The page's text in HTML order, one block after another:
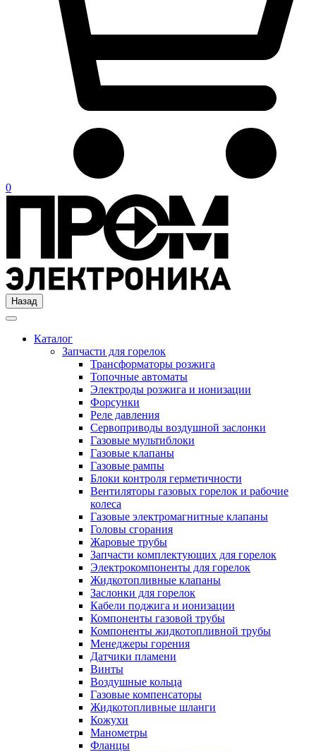
0
Назад
Каталог
Запчасти для горелок
Трансформаторы розжига
Топочные автоматы
Электроды розжига и ионизации
Форсунки
Реле давления
Сервоприводы воздушной заслонки
Газовые мультиблоки
Газовые клапаны
Газовые рампы
Блоки контроля герметичности
Вентиляторы газовых горелок и рабочие
колеса
Газовые электромагнитные клапаны
Головы сгорания
Жаровые трубы
Запчасти комплектующих для горелок
Электрокомпоненты для горелок
Жидкотопливные клапаны
Заслонки для горелок
Кабели поджига и ионизации
Компоненты газовой трубы
Компоненты жидкотопливной трубы
Менеджеры горения
Датчики пламени
Винты
Воздушные кольца
Газовые компенсаторы
Жидкотопливные шланги
Кожухи
Манометры
Фланцы